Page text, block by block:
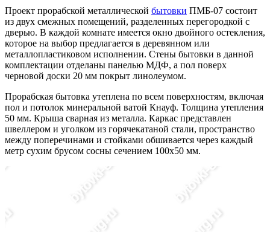
Проект прорабской металлической бытовки ПМБ-07 состоит
из двух смежных помещений, разделенных перегородкой с
дверью. В каждой комнате имеется окно двойного остекления,
которое на выбор предлагается в деревянном или
металлопластиковом исполнении. Стены бытовки в данной
комплектации отделаны панелью МДФ, а пол поверх
черновой доски 20 мм покрыт линолеумом.
Прорабская бытовка утеплена по всем поверхностям, включая
пол и потолок минеральной ватой Кнауф. Толщина утепления
50 мм. Крыша сварная из металла. Каркас представлен
швеллером и уголком из горячекатаной стали, пространство
между поперечинами и стойками обшивается через каждый
метр сухим брусом сосны сечением 100х50 мм.